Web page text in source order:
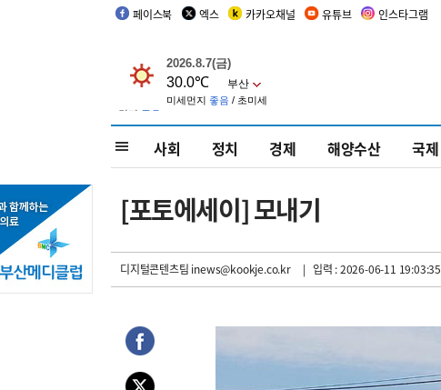
페이스북 엑스 카카오채널 유튜브 인스타그램
사회 정치 경제 해양수산 국제
[포토에세이] 모내기
디지털콘텐츠팀 inews@kookje.co.kr | 입력 : 2026-06-11 19:03:35